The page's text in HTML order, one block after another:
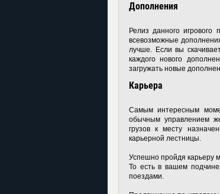
Дополнения
Релиз данного игрового
всевозможные
лучше. Если вы
каждого нового
загружать новые
Карьера
Самым интересным
обычным управлением
грузов к месту
карьерной лестницы.
Успешно пройдя карьеру
То есть в вашем
поездами.